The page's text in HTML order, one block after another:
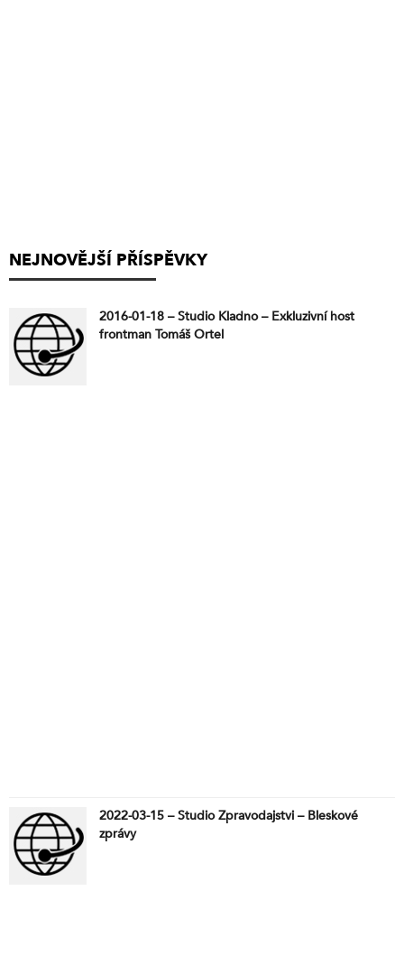
NEJNOVĚJŠÍ PŘÍSPĚVKY
2016-01-18 – Studio Kladno – Exkluzivní host
frontman Tomáš Ortel
2022-03-15 – Studio Zpravodajstvi – Bleskové
zprávy